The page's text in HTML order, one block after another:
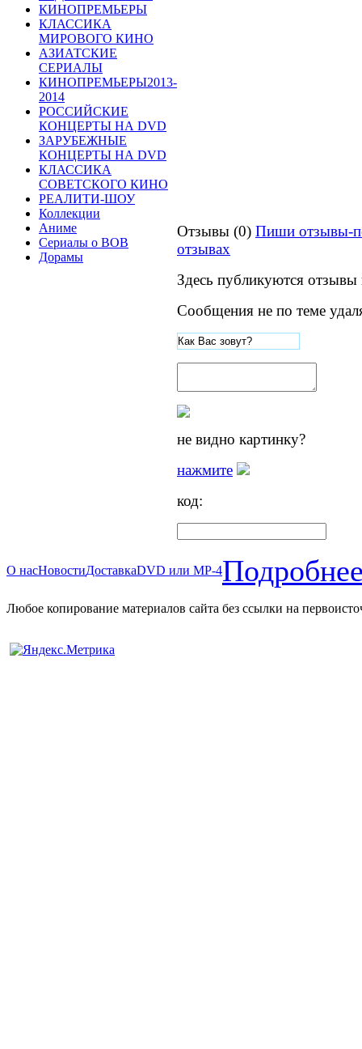
КИНОПРЕМЬЕРЫ
КЛАССИКА
МИРОВОГО КИНО
АЗИАТСКИЕ
СЕРИАЛЫ
КИНОПРЕМЬЕРЫ2013-
2014
РОССИЙСКИЕ
КОНЦЕРТЫ НА DVD
ЗАРУБЕЖНЫЕ
КОНЦЕРТЫ НА DVD
КЛАССИКА
СОВЕТСКОГО КИНО
РЕАЛИТИ-ШОУ
Коллекции
Аниме
Сериалы о ВОВ
Дорамы
Отзывы (0) Пиши отзывы-
отзывах
Здесь публикуются отзывы
Сообщения не по теме
не видно картинку?
нажмите
код:
О насНовостиДоставкаDVD или MP-4
Любое копирование материалов сайта без ссылки на